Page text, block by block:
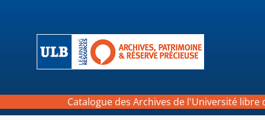
Catalogue des Archives de l'Université libre